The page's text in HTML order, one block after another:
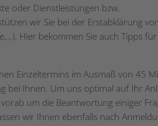
oder Dienstleistungen bzw.
wir Sie bei der Erstabklärung
Hier bekommen Sie auch Tipps
Einzeltermins im Ausmaß von 45
bei Ihnen. Um uns optimal auf Ihr
um die Beantwortung einiger
wir Ihnen ebenfalls nach